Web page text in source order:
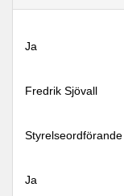
Ja
Fredrik Sjövall
Styrelseordförande
Ja